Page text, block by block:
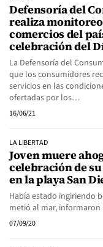
Defensoría del
realiza
comercios del
celebración del
La Defensoría del
que los consumidores
servicios en las
ofertadas por los…
16/06/21
LA LIBERTAD
Joven muere
celebración de
en la playa San
Había estado ingiriendo
metió al mar,
07/09/20